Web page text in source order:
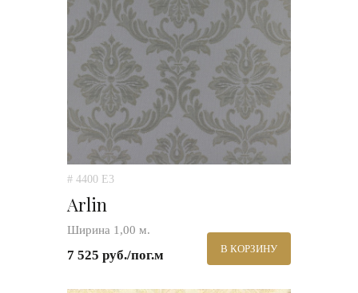
# 4400 E3
Arlin
Ширина 1,00 м.
7 525 руб./пог.м В КОРЗИНУ